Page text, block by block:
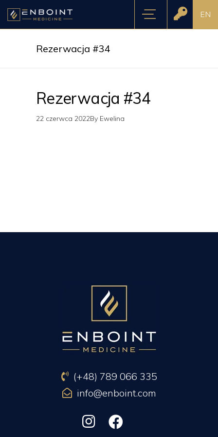
EN
Rezerwacja #34
Rezerwacja #34
22 czerwca 2022By Ewelina
(+48) 789 066 335
info@enboint.com